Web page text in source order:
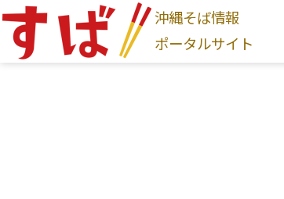
沖縄そば情報
ポータルサイト
ログインはこちら